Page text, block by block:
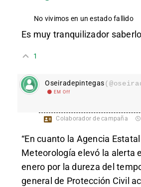
No vivimos en un estado fallido
Es muy tranquilizador
1
Oseiradepintegas
EM Off
Colaborador de campaña
“En cuanto la Agencia
Meteorología elevó la alerta
enero por la dureza del
general de Protección Civil